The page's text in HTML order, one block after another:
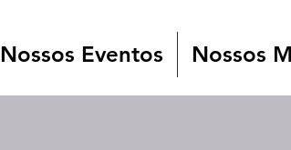
Nossos Eventos Nossos